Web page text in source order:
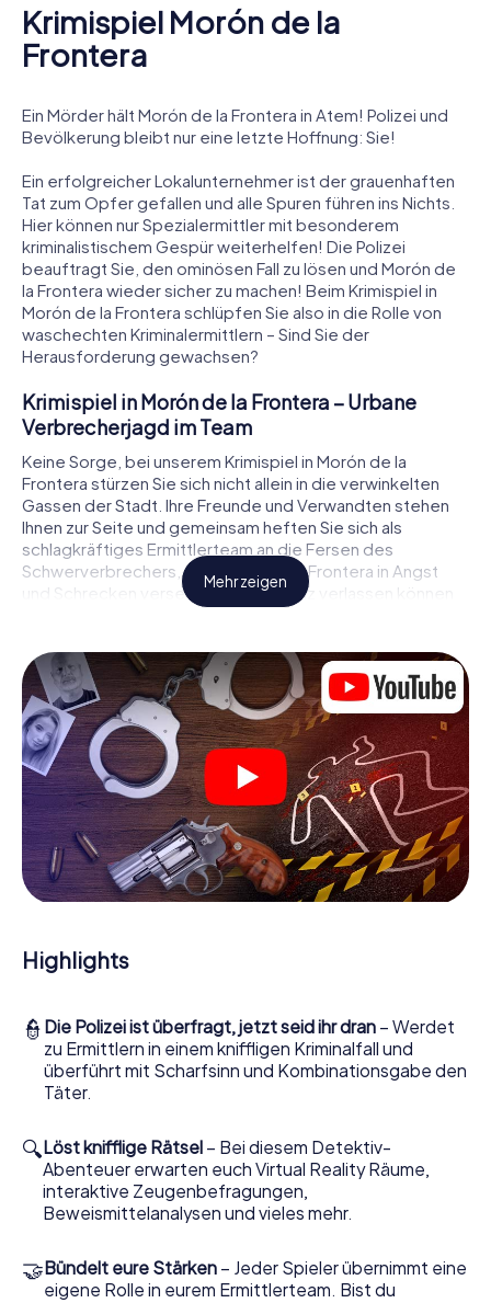
Krimispiel Morón de la
Frontera
Ein Mörder hält Morón de la Frontera in Atem! Polizei und
Bevölkerung bleibt nur eine letzte Hoffnung: Sie!
Ein erfolgreicher Lokalunternehmer ist der grauenhaften
Tat zum Opfer gefallen und alle Spuren führen ins Nichts.
Hier können nur Spezialermittler mit besonderem
kriminalistischem Gespür weiterhelfen! Die Polizei
beauftragt Sie, den ominösen Fall zu lösen und Morón de
la Frontera wieder sicher zu machen! Beim Krimispiel in
Morón de la Frontera schlüpfen Sie also in die Rolle von
waschechten Kriminalermittlern – Sind Sie der
Herausforderung gewachsen?
Krimispiel in Morón de la Frontera – Urbane
Verbrecherjagd im Team
Keine Sorge, bei unserem Krimispiel in Morón de la
Frontera stürzen Sie sich nicht allein in die verwinkelten
Gassen der Stadt. Ihre Freunde und Verwandten stehen
Ihnen zur Seite und gemeinsam heften Sie sich als
schlagkräftiges Ermittlerteam an die Fersen des
Schwerverbrechers, der Morón de la Frontera in Angst
und Schrecken versetzt! Voll und ganz verlassen können
Sie sich dabei auf Ihr wichtigstes Ermittlerutensil, Ihr
Spurensuche zum Tatort, zu zahlreichen Schauplätzen in
Morón de la Frontera, die mit der Tat in Verbindung stehen,
und schließlich zum Mörder. An jedem Ort knacken Sie
knifflige Rätsel und kommen so Stück für Stück der
Lösung des Falls immer näher. Anders als bei einem
klassischen Krimi Dinner in Morón de la Frontera
bestimmen also Sie das Geschehen, bewegen sich an der
frischen Luft und entdecken obendrein die Stadt mit ganz
neuen Augen.
Mitmachkrimi in Morón de la Frontera - Die
interaktive Krimi Tour
Krimispiel Morón de la Frontera aus Ihren Smartphones
Erkundung konspirativer Räumlichkeiten – dieser
Mitmachkrimi nutzt sämtliche multimedialen Fähigkeiten
Ihres Handgeräts. Das Krimispiel in Morón de la Frontera
holt aber auch aus Ihnen und Ihren Mitstreitern verborgene
meistern die Krimi-Stadtrallye durch Morón de la Frontera
als Kriminalist, Fallanalytiker oder Gerichtsmediziner. Sie
bekommen herausfordernde Zusatzaufgaben auf Ihre
Handys gespielt, die Ihrem jeweiligem Charakter
entsprechen und dem Schlagwort
verleihen.
Mehr zeigen
Highlights
👮 Die Polizei ist überfragt, jetzt seid ihr dran – Werdet
zu Ermittlern in einem kniffligen Kriminalfall und
überführt mit Scharfsinn und Kombinationsgabe den
Täter.
🔍Löst knifflige Rätsel – Bei diesem Detektiv-
Abenteuer erwarten euch Virtual Reality Räume,
interaktive Zeugenbefragungen,
Beweismittelanalysen und vieles mehr.
🤝Bündelt eure Stärken – Jeder Spieler übernimmt eine
eigene Rolle in eurem Ermittlerteam. Bist du